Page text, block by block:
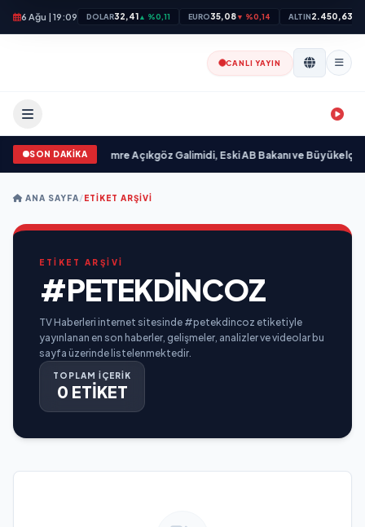
6 Ağu | 19:09 DOLAR32,41▲ %0,11 EURO35,08▼ %0,14 ALTIN2.450,63
CANLI YAYIN
SON DAKİKA
“ yayımlandı•Ali Emre Açıkgöz Galimidi, Eski AB Bakanı ve Büyükelçi
ANA SAYFA/ETIKET ARŞIVI
ETİKET ARŞİVİ
#PETEKDINCOZ
TV Haberleri internet sitesinde #petekdincoz etiketiyle
yayınlanan en son haberler, gelişmeler, analizler ve videolar bu
sayfa üzerinde listelenmektedir.
TOPLAM İÇERİK
0 ETİKET